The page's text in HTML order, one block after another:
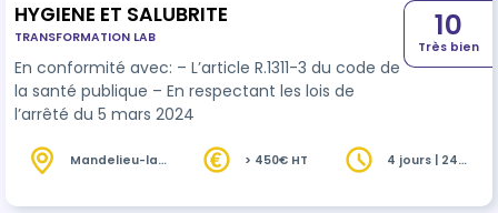
HYGIENE ET SALUBRITE
TRANSFORMATION LAB
En conformité avec: – L’article R.1311-3 du code de
la santé publique – En respectant les lois de
l’arrêté du 5 mars 2024
10
Très bien
Mandelieu-la-
> 450€ HT
4 jours | 24